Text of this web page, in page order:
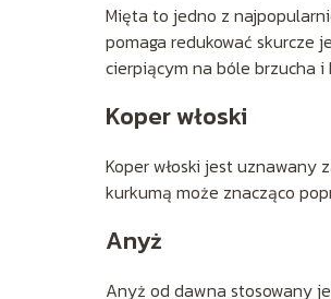
Mięta to jedno z
pomaga redukować skurcze
cierpiącym na bóle brzucha i
Koper włoski
Koper włoski jest uznawany
kurkumą może znacząco
Anyż
Anyż od dawna stosowany